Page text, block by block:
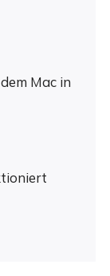
Mac in